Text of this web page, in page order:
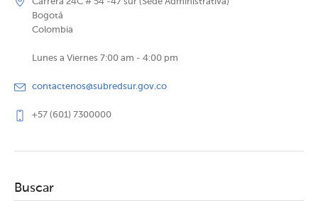
Carrera 24C # 54 -47 sur (Sede Administrativa)
Bogotá
Colombia
Lunes a Viernes 7:00 am - 4:00 pm
contactenos@subredsur.gov.co
+57 (601) 7300000
Buscar